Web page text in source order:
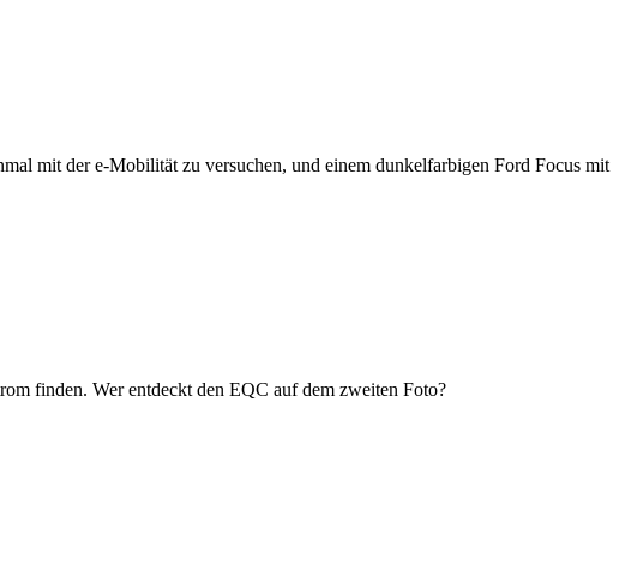
mit der e-Mobilität zu versuchen, und einem dunkelfarbigen Ford Focus mit
finden. Wer entdeckt den EQC auf dem zweiten Foto?